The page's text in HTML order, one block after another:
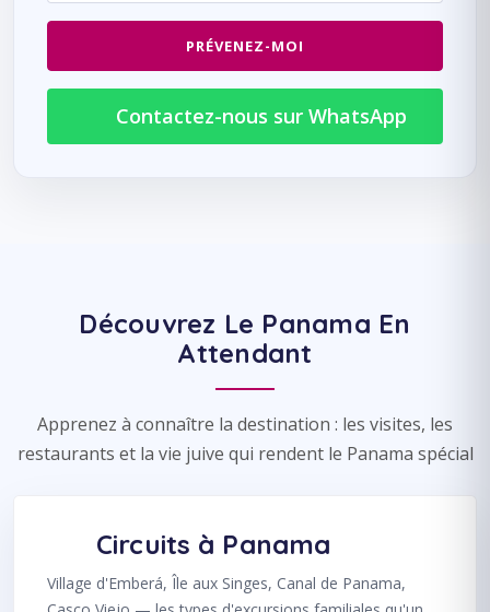
PRÉVENEZ-MOI
Contactez-nous sur WhatsApp
Découvrez Le Panama En
Attendant
Apprenez à connaître la destination : les visites, les
restaurants et la vie juive qui rendent le Panama spécial
Circuits à Panama
Village d'Emberá, Île aux Singes, Canal de Panama,